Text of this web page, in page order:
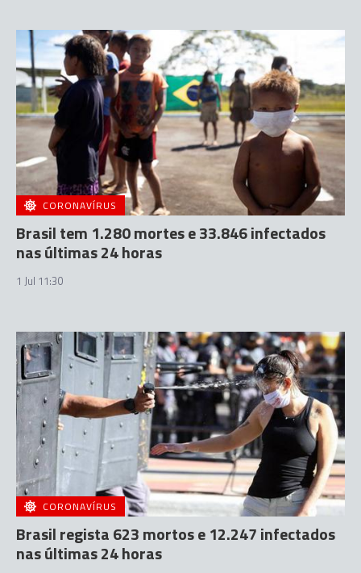
CORONAVÍRUS
Brasil tem 1.280 mortes e 33.846 infectados
nas últimas 24 horas
1 Jul 11:30
CORONAVÍRUS
Brasil regista 623 mortos e 12.247 infectados
nas últimas 24 horas